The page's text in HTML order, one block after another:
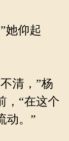
她仰起
清，”杨
，“在这个
动。”